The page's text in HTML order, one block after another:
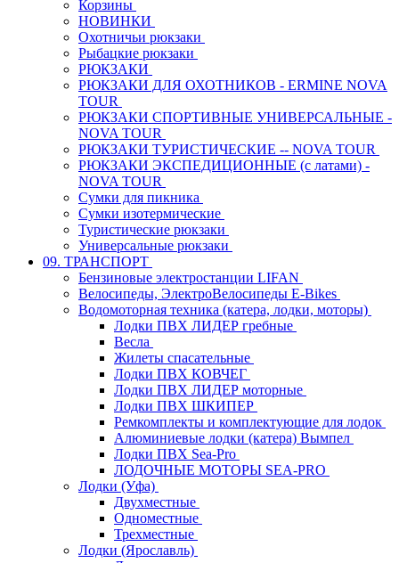
Корзины
НОВИНКИ
Охотничьи рюкзаки
Рыбацкие рюкзаки
РЮКЗАКИ
РЮКЗАКИ ДЛЯ ОХОТНИКОВ - ERMINE NOVA
TOUR
РЮКЗАКИ СПОРТИВНЫЕ УНИВЕРСАЛЬНЫЕ -
NOVA TOUR
РЮКЗАКИ ТУРИСТИЧЕСКИЕ -- NOVA TOUR
РЮКЗАКИ ЭКСПЕДИЦИОННЫЕ (с латами) -
NOVA TOUR
Сумки для пикника
Сумки изотермические
Туристические рюкзаки
Универсальные рюкзаки
09. ТРАНСПОРТ
Бензиновые электростанции LIFAN
Велосипеды, ЭлектроВелосипеды E-Bikes
Водомоторная техника (катера, лодки, моторы)
Лодки ПВХ ЛИДЕР гребные
Весла
Жилеты спасательные
Лодки ПВХ КОВЧЕГ
Лодки ПВХ ЛИДЕР моторные
Лодки ПВХ ШКИПЕР
Ремкомплекты и комплектующие для лодок
Алюминиевые лодки (катера) Вымпел
Лодки ПВХ Sea-Pro
ЛОДОЧНЫЕ МОТОРЫ SEA-PRO
Лодки (Уфа)
Двухместные
Одноместные
Трехместные
Лодки (Ярославль)